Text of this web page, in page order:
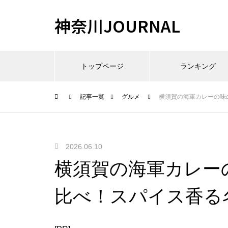
神奈川JOURNAL
トップページ ランキング
記事一覧 グルメ 横須賀の海軍カレーの
2026.06.10
横須賀の海軍カレ
比べ！スパイス香る